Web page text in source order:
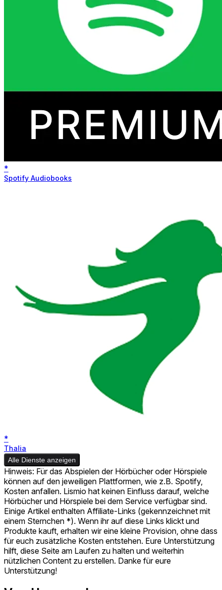
*
Spotify Audiobooks
*
Thalia
Alle Dienste anzeigen
Hinweis: Für das Abspielen der Hörbücher oder Hörspiele
können auf den jeweiligen Plattformen, wie z.B. Spotify,
Kosten anfallen. Lismio hat keinen Einfluss darauf, welche
Hörbücher und Hörspiele bei dem Service verfügbar sind.
Einige Artikel enthalten Affiliate-Links (gekennzeichnet mit
einem Sternchen *). Wenn ihr auf diese Links klickt und
Produkte kauft, erhalten wir eine kleine Provision, ohne dass
für euch zusätzliche Kosten entstehen. Eure Unterstützung
hilft, diese Seite am Laufen zu halten und weiterhin
nützlichen Content zu erstellen. Danke für eure
Unterstützung!